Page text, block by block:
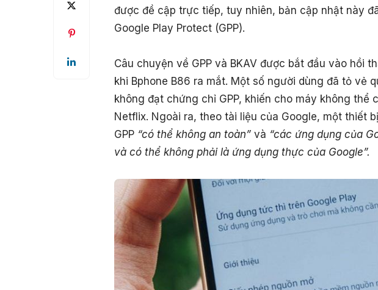
được đề cập trực tiếp, tuy nhiên, bản cập nhật này
Google Play Protect (GPP).
Câu chuyện về GPP và BKAV được bắt đầu vào hồi
khi Bphone B86 ra mắt. Một số người dùng đã tỏ vẻ
không đạt chứng chỉ GPP, khiến cho máy không thể
Netflix. Ngoài ra, theo tài liệu của Google, một thiết
GPP “có thể không an toàn” và “các ứng dụng của
và có thể không phải là ứng dụng thực của Google”.